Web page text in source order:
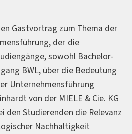
Gastvortrag zum Thema der
der die
sowohl Bachelor-
BWL, über die Bedeutung
Unternehmensführung
von der MIELE & Cie. KG
den Studierenden die Relevanz
Nachhaltigkeit